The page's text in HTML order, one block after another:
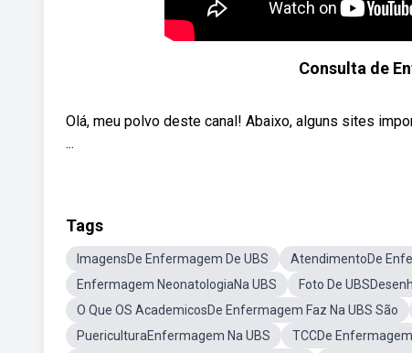
Consulta de
Olá, meu polvo deste canal! Abaixo, alguns sites
...
Tags
ImagensDe Enfermagem De UBS AtendimentoDe
Enfermagem NeonatologiaNa UBS
Foto De
O Que OS AcademicosDe Enfermagem Faz Na UBS São
PuericulturaEnfermagem Na UBS
TCCDe